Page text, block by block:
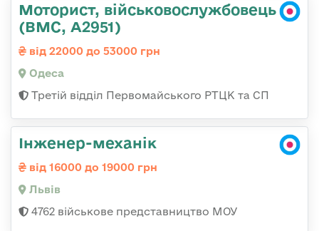
Моторист, військовослужбовець
(ВМС, А2951)
від 22000 до 53000 грн
Одеса
Третій відділ Первомайського РТЦК та СП
Інженер-механік
від 16000 до 19000 грн
Львів
4762 військове представництво МОУ